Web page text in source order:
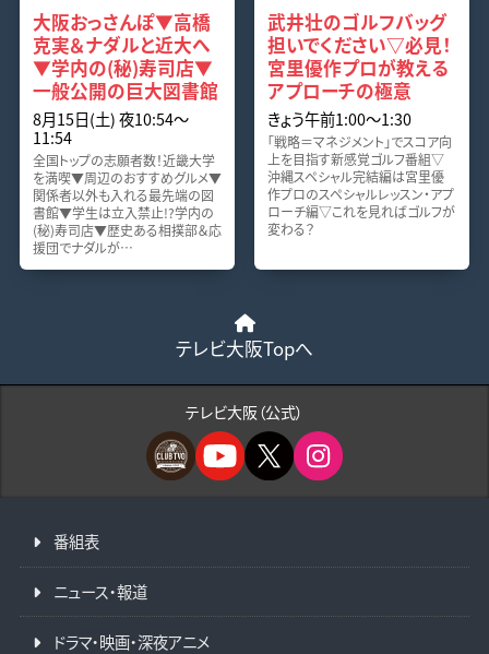
大阪おっさんぽ▼高橋
克実＆ナダルと近大へ
▼学内の(秘)寿司店▼
一般公開の巨大図書館
8月15日(土) 夜10:54〜
11:54
全国トップの志願者数！近畿大学
を満喫▼周辺のおすすめグルメ▼
関係者以外も入れる最先端の図
書館▼学生は立入禁止!?学内の
(秘)寿司店▼歴史ある相撲部＆応
援団でナダルが…
武井壮のゴルフバッグ
担いでください▽必見！
宮里優作プロが教える
アプローチの極意
きょう午前1:00〜1:30
「戦略＝マネジメント」でスコア向
上を目指す新感覚ゴルフ番組▽
沖縄スペシャル完結編は宮里優
作プロのスペシャルレッスン・アプ
ローチ編▽これを見ればゴルフが
変わる？
テレビ大阪Topへ
テレビ大阪（公式）
番組表
ニュース・報道
ドラマ・映画・深夜アニメ